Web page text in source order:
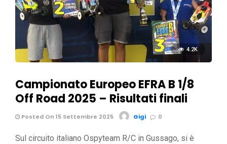
4.2K
Campionato Europeo EFRA B 1/8
Off Road 2025 – Risultati finali
Posted On 15 Settembre 2025 Gigi 0
Sul circuito italiano Ospyteam R/C in Gussago, si è